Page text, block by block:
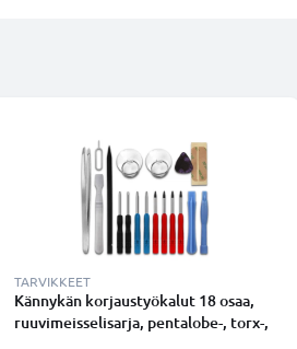
TARVIKKEET
Kännykän korjaustyökalut 18 osaa,
ruuvimeisselisarja, pentalobe-, torx-,